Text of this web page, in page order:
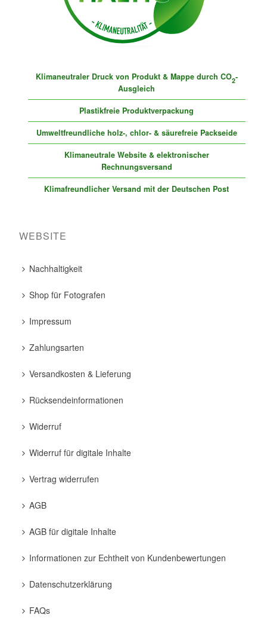
Klimaneutraler Druck von Produkt & Mappe durch CO2-
Ausgleich
Plastikfreie Produktverpackung
Umweltfreundliche holz-, chlor- & säurefreie Packseide
Klimaneutrale Website & elektronischer
Rechnungsversand
Klimafreundlicher Versand mit der Deutschen Post
WEBSITE
Nachhaltigkeit
Shop für Fotografen
Impressum
Zahlungsarten
Versandkosten & Lieferung
Rücksendeinformationen
Widerruf
Widerruf für digitale Inhalte
Vertrag widerrufen
AGB
AGB für digitale Inhalte
Informationen zur Echtheit von Kundenbewertungen
Datenschutzerklärung
FAQs